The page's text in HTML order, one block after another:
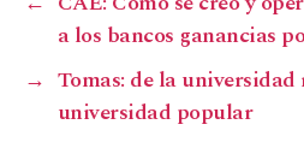
a los bancos ganancias
→ Tomas: de la
universidad popular